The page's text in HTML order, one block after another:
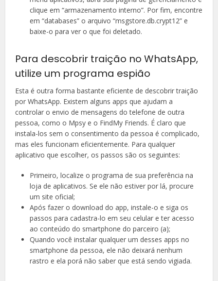
clique em “armazenamento interno”. Por fim, encontre
em “databases” o arquivo “msgstore.db.crypt12” e
baixe-o para ver o que foi deletado.
Para descobrir traição no WhatsApp,
utilize um programa espião
Esta é outra forma bastante eficiente de descobrir traição
por WhatsApp. Existem alguns apps que ajudam a
controlar o envio de mensagens do telefone de outra
pessoa, como o Mpsy e o FindMy Friends. É claro que
instala-los sem o consentimento da pessoa é complicado,
mas eles funcionam eficientemente. Para qualquer
aplicativo que escolher, os passos são os seguintes:
Primeiro, localize o programa de sua preferência na
loja de aplicativos. Se ele não estiver por lá, procure
um site oficial;
Após fazer o download do app, instale-o e siga os
passos para cadastra-lo em seu celular e ter acesso
ao conteúdo do smartphone do parceiro (a);
Quando você instalar qualquer um desses apps no
smartphone da pessoa, ele não deixará nenhum
rastro e ela porá não saber que está sendo vigiada.